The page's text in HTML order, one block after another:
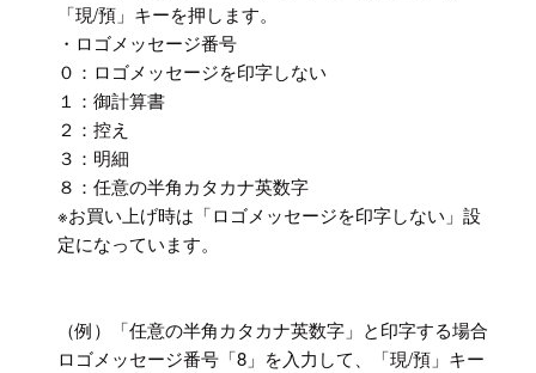
「現/預」キーを押します。
・ロゴメッセージ番号
０：ロゴメッセージを印字しない
１：御計算書
２：控え
３：明細
８：任意の半角カタカナ英数字
※お買い上げ時は「ロゴメッセージを印字しない」設
定になっています。
（例）「任意の半角カタカナ英数字」と印字する場合
ロゴメッセージ番号「8」を入力して、「現/預」キー